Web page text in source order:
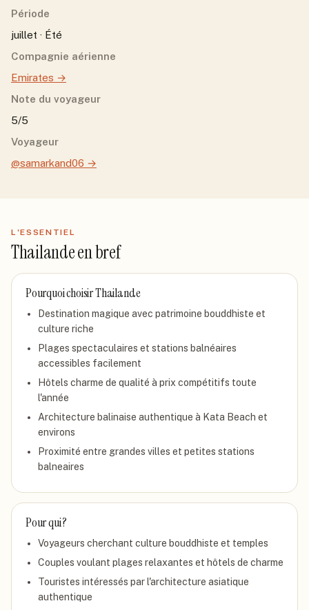
Période
juillet · Été
Compagnie aérienne
Emirates →
Note du voyageur
5/5
Voyageur
@samarkand06 →
L'ESSENTIEL
Thailandeen bref
Pourquoi choisirThailande
Destination magique avec patrimoine bouddhiste et
culture riche
Plages spectaculaires et stations balnéaires
accessibles facilement
Hôtels charme de qualité à prix compétitifs toute
l'année
Architecture balinaise authentique à Kata Beach et
environs
Proximité entre grandes villes et petites stations
balneaires
Pour qui ?
Voyageurs cherchant culture bouddhiste et temples
Couples voulant plages relaxantes et hôtels de charme
Touristes intéressés par l'architecture asiatique
authentique